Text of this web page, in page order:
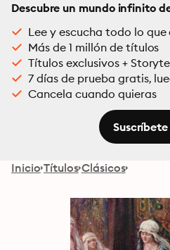
Descubre un mundo infinito
Lee y escucha todo lo que
Más de 1 millón de títulos
Títulos exclusivos +
7 días de prueba gratis,
Cancela cuando quieras
Inicio Títulos Clásicos